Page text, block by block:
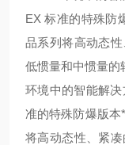
EX 标准的特殊防
品系列将高动态性
低惯量和中惯量的
环境中的智能解
准的特殊防爆版本
将高动态性、紧